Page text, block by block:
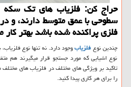
حراج كن: فلزیاب های تك سكه
سطوحی با عمق متوسط دارند، و
فلزی پراكنده شده باشد بهتر كار
چندین نوعفلزیابوجود دارد. نه تنها نوع
نوع اشیایی که مورد جستجو قرار میگیرند هم
تاکید بر ویژگی های مختلف در فلزیاب های
را برای هر کاری پیدا کنید.